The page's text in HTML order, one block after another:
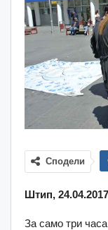
Сподели
Штип, 24.04.2017
За само три